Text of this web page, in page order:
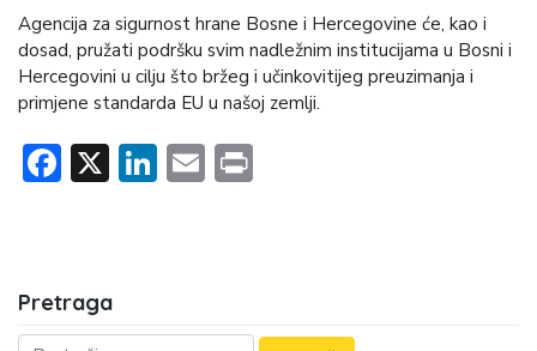
Agencija za sigurnost hrane Bosne i Hercegovine će, kao i
dosad, pružati podršku svim nadležnim institucijama u Bosni i
Hercegovini u cilju što bržeg i učinkovitijeg preuzimanja i
primjene standarda EU u našoj zemlji.
Facebook
X LinkedIn
Email
Pretraga